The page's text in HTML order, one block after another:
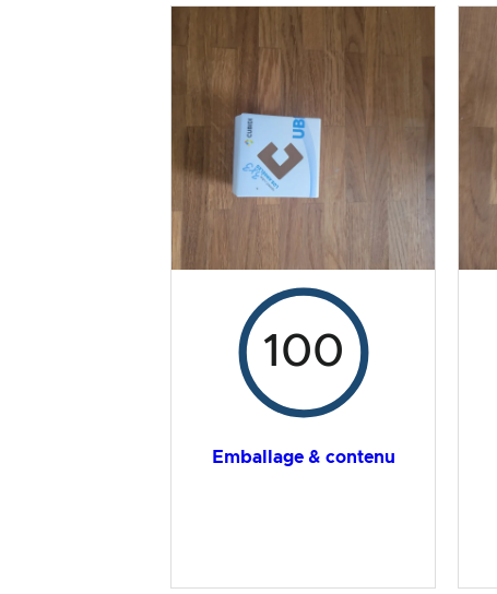
Le test pratique
Rapport qualité/prix
Résultat global
100
Emballage & contenu